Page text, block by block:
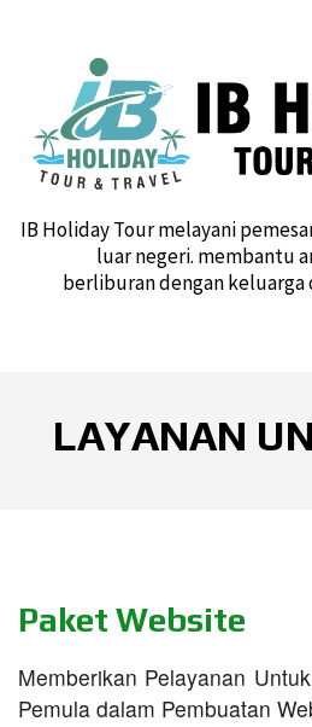
IB Holiday Tour melayani
luar negeri. membantu
berliburan dengan keluarga
LAYANAN
Paket Website
Memberikan Pelayanan
Pemula dalam Pembuatan